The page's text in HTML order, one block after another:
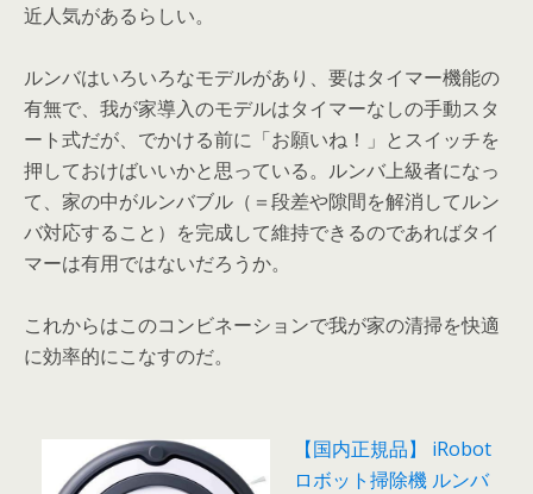
近人気があるらしい。
ルンバはいろいろなモデルがあり、要はタイマー機能の
有無で、我が家導入のモデルはタイマーなしの手動スタ
ート式だが、でかける前に「お願いね！」とスイッチを
押しておけばいいかと思っている。ルンバ上級者になっ
て、家の中がルンバブル（＝段差や隙間を解消してルン
バ対応すること）を完成して維持できるのであればタイ
マーは有用ではないだろうか。
これからはこのコンビネーションで我が家の清掃を快適
に効率的にこなすのだ。
【国内正規品】 iRobot
ロボット掃除機 ルンバ